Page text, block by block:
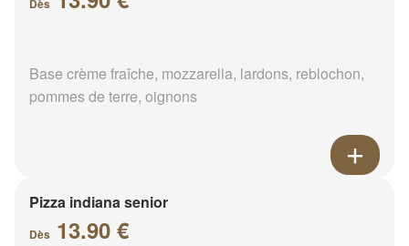
Dès
Base crème fraîche, mozzarella, lardons, reblochon,
pommes de terre, oignons
Pizza indiana senior
Dès 13.90 €